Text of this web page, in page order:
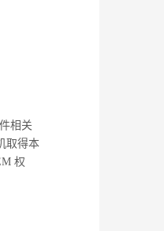
相关
取得本
权